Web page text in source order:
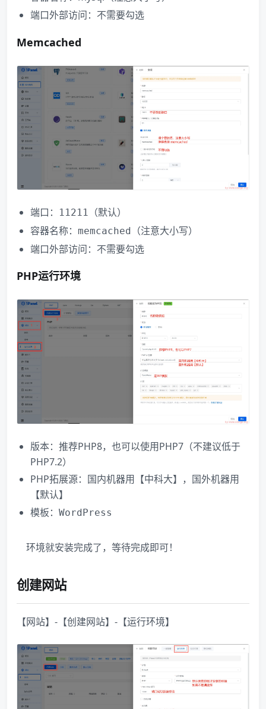
端口外部访问：不需要勾选
Memcached
端口： 11211
（默认）
容器名称：memcached
（注意大小写）
端口外部访问：不需要勾选
PHP运行环境
版本：推荐PHP8，也可以使用PHP7（不建议低于
PHP7.2）
PHP拓展源：国内机器用【中科大】，国外机器用
【默认】
模板：WordPress
环境就安装完成了，等待完成即可！
创建网站
【网站】-【创建网站】-【运行环境】